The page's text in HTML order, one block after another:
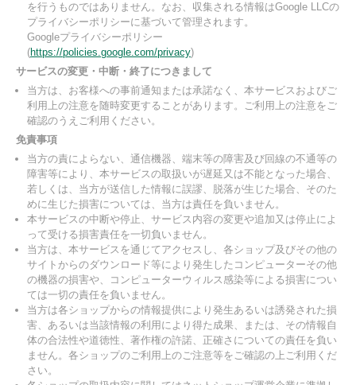
を行うものではありません。なお、収集される情報はGoogle LLCの
プライバシーポリシーに基づいて管理されます。
Googleプライバシーポリシー
(https://policies.google.com/privacy)
サービスの変更・中断・終了につきまして
当方は、お客様への事前通知または承諾なく、本サービスおよびご
利用上の注意を随時変更することがあります。ご利用上の注意をご
確認のうえご利用ください。
免責事項
当方の責によらない、通信機器、端末等の障害及び回線の不通等の
障害等により、本サービスの取扱いが遅延又は不能となった場合、
若しくは、当方が送信した情報に誤謬、脱落が生じた場合、そのた
めに生じた損害については、当方は責任を負いません。
本サービスの中断や停止、サービス内容の変更や追加又は停止によ
って受ける損害責任を一切負いません。
当方は、本サービスを通じてアクセスし、各ショップ及びその他の
サイトからのダウンロード等により発生したコンピューターその他
の機器の損害や、コンピューターウィルス感染等による損害につい
ては一切の責任を負いません。
当方は各ショップからの情報提供により発生あるいは誘発された損
害、あるいは当該情報の利用により得た成果、または、その情報自
体の合法性や道徳性、著作権の許諾、正確さについての責任を負い
ません。各ショップのご利用上のご注意等をご確認の上ご利用くだ
さい。